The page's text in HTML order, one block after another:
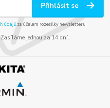
Přihlásit se
údajůza účelem rozesílky newsletteru.
jednou za 14 dní.